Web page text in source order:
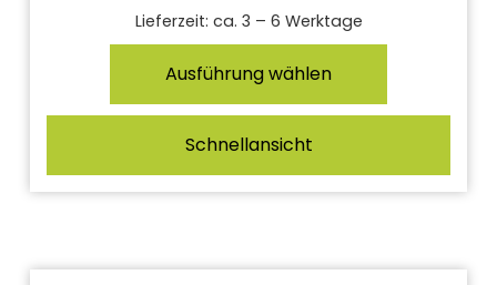
Lieferzeit: ca. 3 – 6 Werktage
Ausführung wählen
Schnellansicht